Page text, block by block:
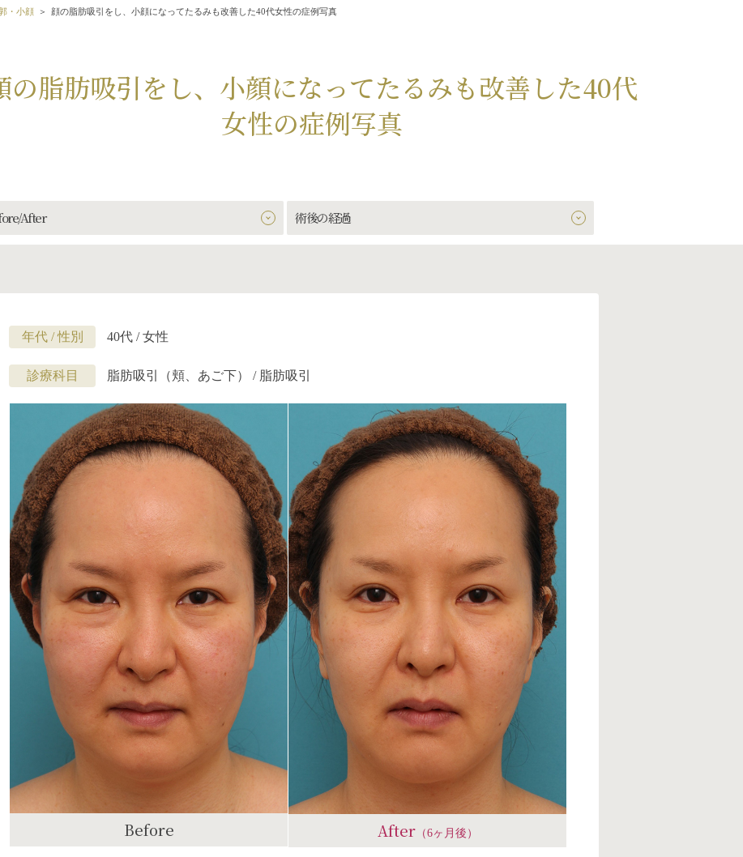
・小顔 顔の脂肪吸引をし、小顔になってたるみも改善した40代女性の症例写真
の脂肪吸引をし、小顔になってたるみも改善した40代
女性の症例写真
After 術後の経過
年代 / 性別 40代 / 女性
診療科目 脂肪吸引（頬、あご下） / 脂肪吸引
Before After（6ヶ月後）